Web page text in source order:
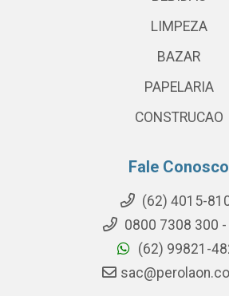
LIMPEZA
BAZAR
PAPELARIA
CONSTRUCAO
Fale Conosco
(62) 4015-
0800 7308 300 -
(62) 99821-